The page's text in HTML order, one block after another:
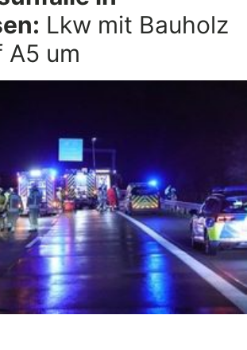
Lkw mit Bauholz
A5 um